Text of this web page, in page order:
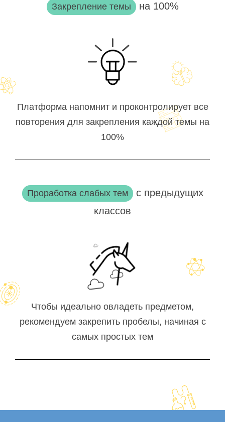
Закрепление темы на 100%
Платформа напомнит и проконтролирует все
повторения для закрепления каждой темы на
100%
Проработка слабых тем с предыдущих
классов
Чтобы идеально овладеть предметом,
рекомендуем закрепить пробелы, начиная с
самых простых тем